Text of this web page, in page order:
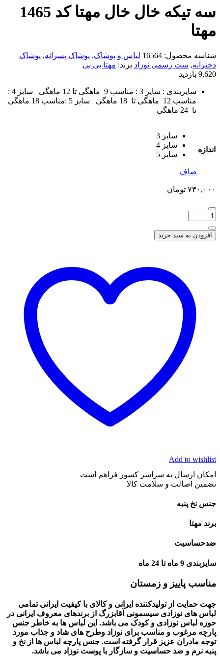
سه تیکه خال خال مهتا کد 1465
مهتا
شناسه محصول: 16564 لباس و پوشاک, پوشاک پسرانه, پوشاک
دخترانه, ست رسمی نوزاد برند: مهتا بی بی
9,620 بازدید
سایزبندی : سایز 3 : مناسب 9 ماهگی تا 12 ماهگی سایز 4 :
مناسب 12 ماهگی تا 18 ماهگی سایز 5 :مناسب 18 ماهگی
تا 24 ماهگی
اندازه
سایز 3
سایز 4
سایز 5
صاف
۷۳۰,۰۰۰ تومان
افزودن به سبد خرید
Add to wishlist
امکان ارسال به سراسر کشور فراهم است
تضمین اصالت و سلامت کالا
جنس نخ پنبه
برند مهتا
ضدحساسیت
سایزبندی 9 ماه تا 24 ماه
مناسب پاییز و زمستان
جهت حمایت از تولیدکننده ایرانی و کالای با کیفیت ایرانی تمامی
لباس های نوزادی سیسمونی آقابزرگ از برندهای معروف ایرانی در
حوزه لباس نوزادی و کودک می باشد. این لباس ها به خاطر جنس
پارچه مرغوب و مناسب برای نوزاد وطرح های شاد و جذاب مورد
توجه مادران عزیز قرار گرفته است. جنس پارچه لباس ها از نخ و
پنبه نرم و ضد حساسیت و سازگار با پوست نوزاد می باشد.